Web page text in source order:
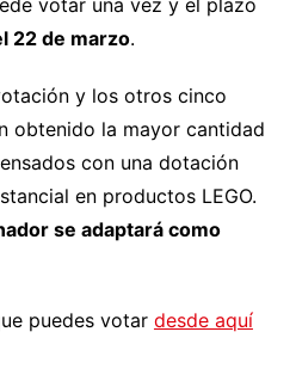
22 de marzo.
y los otros cinco
obtenido la mayor cantidad
​​con una dotación
en productos LEGO.
se adaptará como
puedes votar desde aquí